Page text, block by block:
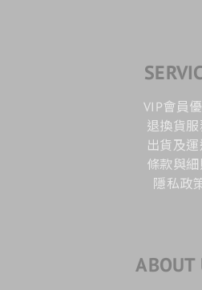
VIP會員
退換貨
出貨及運
條款與細
隱私政
ABOUT